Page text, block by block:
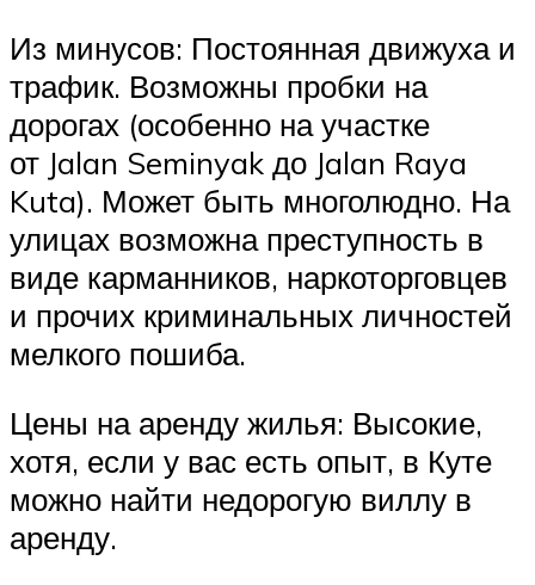
Из минусов: Постоянная движуха и
трафик. Возможны пробки на
дорогах (особенно на участке
от Jalan Seminyak до Jalan Raya
Kuta). Может быть многолюдно. На
улицах возможна преступность в
виде карманников, наркоторговцев
и прочих криминальных личностей
мелкого пошиба.
Цены на аренду жилья: Высокие,
хотя, если у вас есть опыт, в Куте
можно найти недорогую виллу в
аренду.